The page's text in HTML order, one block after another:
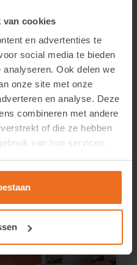
van cookies
en advertenties te
social media te bieden
Ook delen we
onze site met onze
en analyse. Deze
combineren met andere
of die ze hebben
van hun services.
LLumar Swatchbook Beveiliging en anti-vandalisme
te zien.